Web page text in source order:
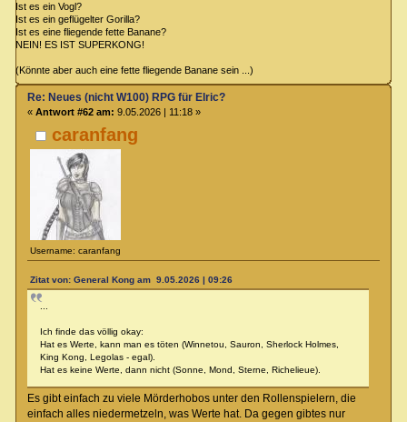
Ist es ein Vogl?
Ist es ein geflügelter Gorilla?
Ist es eine fliegende fette Banane?
NEIN! ES IST SUPERKONG!
(Könnte aber auch eine fette fliegende Banane sein ...)
caranfang
Username: caranfang
Re: Neues (nicht W100) RPG für Elric?
« Antwort #62 am: 9.05.2026 | 11:18 »
Zitat von: General Kong am 9.05.2026 | 09:26
Ich finde das völlig okay:
Hat es Werte, kann man es töten (Winnetou, Sauron, Sherlock Holmes,
King Kong, Legolas - egal).
Hat es keine Werte, dann nicht (Sonne, Mond, Sterne, Richelieue).
Es gibt einfach zu viele Mörderhobos unter den Rollenspielern, die
einfach alles niedermetzeln, was Werte hat. Da gegen gibtes nur